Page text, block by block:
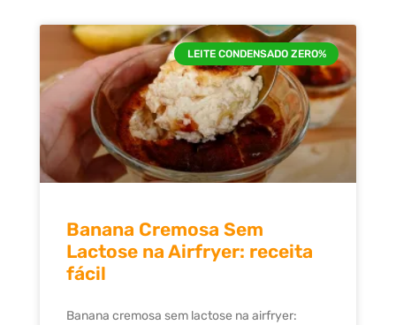
LEITE CONDENSADO ZERO%
Banana Cremosa Sem
Lactose na Airfryer: receita
fácil
Banana cremosa sem lactose na airfryer: